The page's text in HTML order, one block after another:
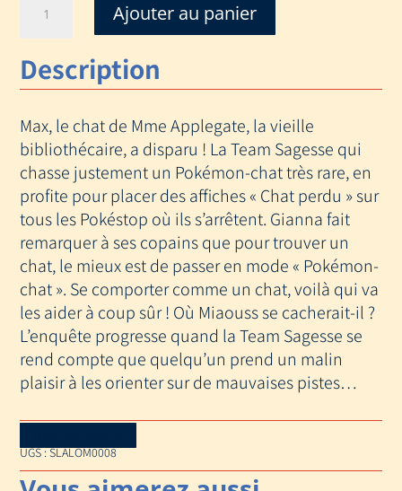
SUR
LES
TRACE
MIAOUSS
Ajouter au panier
Description
Max, le chat de Mme Applegate, la vieille
bibliothécaire, a disparu ! La Team Sagesse qui
chasse justement un Pokémon-chat très rare, en
profite pour placer des affiches « Chat perdu » sur
tous les Pokéstop où ils s’arrêtent. Gianna fait
remarquer à ses copains que pour trouver un
chat, le mieux est de passer en mode « Pokémon-
chat ». Se comporter comme un chat, voilà qui va
les aider à coup sûr ! Où Miaouss se cacherait-il ?
L’enquête progresse quand la Team Sagesse se
rend compte que quelqu’un prend un malin
plaisir à les orienter sur de mauvaises pistes…
UGS :SLALOM0008